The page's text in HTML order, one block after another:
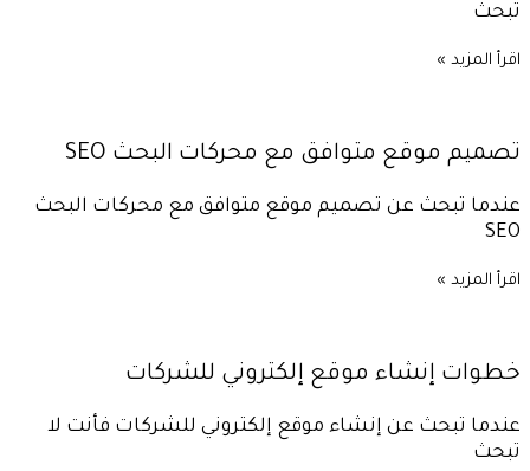
تبحث
اقرأ المزيد »
تصميم موقع متوافق مع محركات البحث SEO
عندما تبحث عن تصميم موقع متوافق مع محركات البحث
SEO
اقرأ المزيد »
خطوات إنشاء موقع إلكتروني للشركات
عندما تبحث عن إنشاء موقع إلكتروني للشركات فأنت لا
تبحث